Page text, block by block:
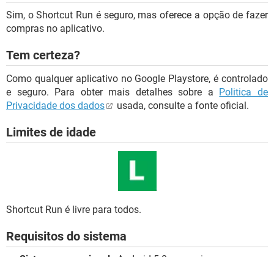
Sim, o Shortcut Run é seguro, mas oferece a opção de fazer
compras no aplicativo.
Tem certeza?
Como qualquer aplicativo no Google Playstore, é controlado
e seguro. Para obter mais detalhes sobre a Politica de
Privacidade dos dados
usada, consulte a fonte oficial.
Limites de idade
Shortcut Run é livre para todos.
Requisitos do sistema